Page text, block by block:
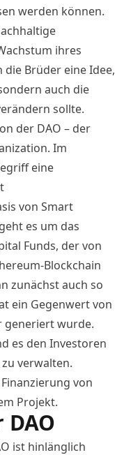
werden können.
ihres
Brüder eine Idee,
auch die
sollte.
der DAO – der
Im
eine
von Smart
es um das
Funds, der von
Blockchain
zunächst auch so
ein Gegenwert von
generiert wurde.
es den Investoren
verwalten.
von
Projekt.
ist hinlänglich